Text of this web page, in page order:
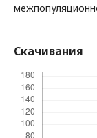
Скачивания